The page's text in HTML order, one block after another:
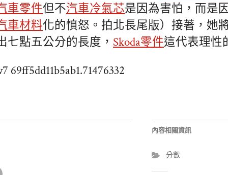
車零件但不汽車冷氣芯是因為害怕，而是
車材料化的憤怒。拍北長尾版）接著，她
七點五公分的長度， Skoda零件這代表理性
69ff5dd11b5ab1.71476332
內容相關資訊
分數